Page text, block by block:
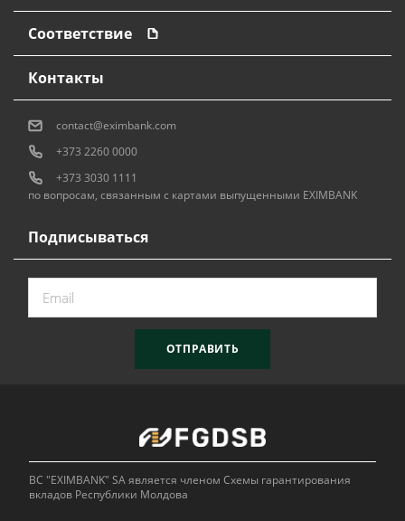
Соответствие
Подписываться
ОТПРАВИТЬ
Контакты
contact@eximbank.com
+373 2260 0000
+373 3030 1111
по вопросам, связанным с картами выпущенными EXIMBANK
BC "EXIMBANK" SA является членом Схемы гарантирования
вкладов Республики Молдова